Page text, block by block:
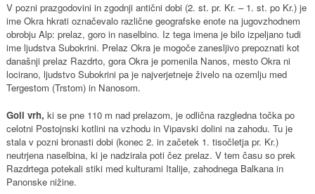
V pozni prazgodovini in zgodnji antični dobi (2. st. pr. Kr. – 1. st. po Kr.) je
ime Okra hkrati označevalo različne geografske enote na jugovzhodnem
obrobju Alp: prelaz, goro in naselbino. Iz tega imena je bilo izpeljano tudi
ime ljudstva Subokrini. Prelaz Okra je mogoče zanesljivo prepoznati kot
današnji prelaz Razdrto, gora Okra je pomenila Nanos, mesto Okra ni
locirano, ljudstvo Subokrini pa je najverjetneje živelo na ozemlju med
Tergestom (Trstom) in Nanosom.
Goli vrh, ki se pne 110 m nad prelazom, je odlična razgledna točka po
celotni Postojnski kotlini na vzhodu in Vipavski dolini na zahodu. Tu je
stala v pozni bronasti dobi (konec 2. in začetek 1. tisočletja pr. Kr.)
neutrjena naselbina, ki je nadzirala poti čez prelaz. V tem času so prek
Razdrtega potekali stiki med kulturami Italije, zahodnega Balkana in
Panonske nižine.